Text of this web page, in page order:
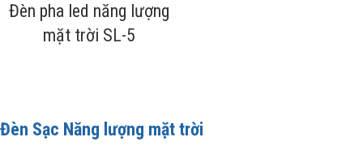
Đèn pha led năng lượng
mặt trời SL-5
Đèn Sạc Năng lượng mặt trời